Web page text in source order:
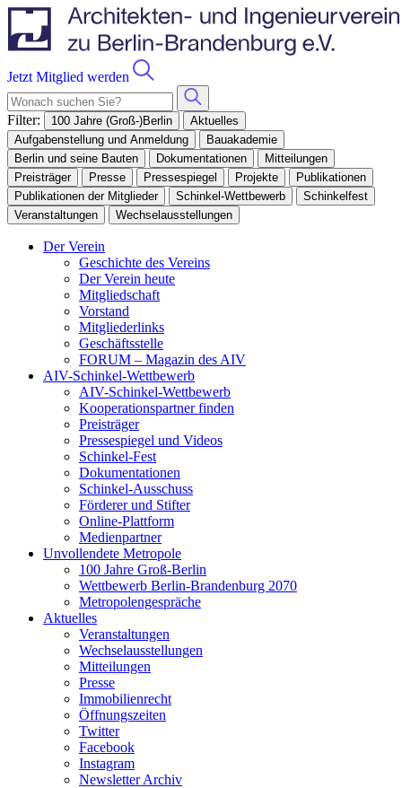
Jetzt Mitglied werden
Filter: 100 Jahre (Groß-)Berlin
Aktuelles
Aufgabenstellung und Anmeldung
Bauakademie
Berlin und seine Bauten
Dokumentationen
Mitteilungen
Preisträger
Presse Pressespiegel Projekte
Publikationen
Publikationen der Mitglieder
Schinkel-Wettbewerb
Schinkelfest
Veranstaltungen
Wechselausstellungen
Der Verein
Geschichte des Vereins
Der Verein heute
Mitgliedschaft
Vorstand
Mitgliederlinks
Geschäftsstelle
FORUM – Magazin des AIV
AIV-Schinkel-Wettbewerb
AIV-Schinkel-Wettbewerb
Kooperationspartner finden
Preisträger
Pressespiegel und Videos
Schinkel-Fest
Dokumentationen
Schinkel-Ausschuss
Förderer und Stifter
Online-Plattform
Medienpartner
Unvollendete Metropole
100 Jahre Groß-Berlin
Wettbewerb Berlin-Brandenburg 2070
Metropolengespräche
Aktuelles
Veranstaltungen
Wechselausstellungen
Mitteilungen
Presse
Immobilienrecht
Öffnungszeiten
Twitter
Facebook
Instagram
Newsletter Archiv